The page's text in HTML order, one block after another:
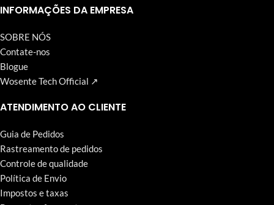
Wosente-tech vem perseguindo incansavelmente.
INFORMAÇÕES DA EMPRESA
SOBRE NÓS
Contate-nos
Blogue
Wosente Tech Official ↗
ATENDIMENTO AO CLIENTE
Guia de Pedidos
Rastreamento de pedidos
Controle de qualidade
Política de Envio
Impostos e taxas